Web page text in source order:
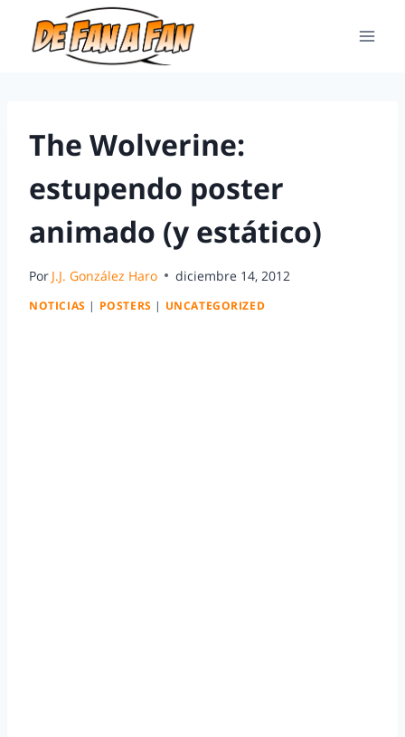
The Wolverine:
estupendo poster
animado (y estático)
Por J.J. González Haro diciembre 14, 2012
NOTICIAS | POSTERS | UNCATEGORIZED